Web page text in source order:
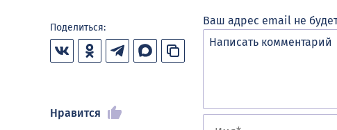
Поделиться:
Нравится
Ваш адрес email не